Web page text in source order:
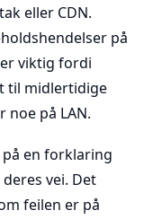
eller CDN.
på
viktig fordi
til midlertidige
på LAN.
en forklaring
vei. Det
feilen er på